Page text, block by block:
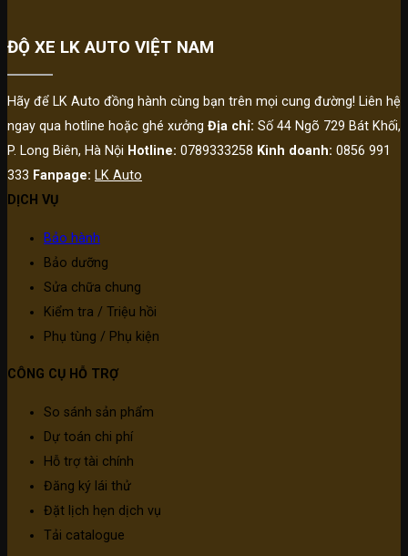
ĐỘ XE LK AUTO VIỆT NAM
Hãy để LK Auto đồng hành cùng bạn trên mọi cung đường! Liên hệ
ngay qua hotline hoặc ghé xưởng Địa chỉ: Số 44 Ngõ 729 Bát Khối,
P. Long Biên, Hà Nội Hotline: 0789333258 Kinh doanh: 0856 991
333 Fanpage: LK Auto
DỊCH VỤ
Bảo hành
Bảo dưỡng
Sửa chữa chung
Kiểm tra / Triệu hồi
Phụ tùng / Phụ kiện
CÔNG CỤ HỖ TRỢ
So sánh sản phẩm
Dự toán chi phí
Hỗ trợ tài chính
Đăng ký lái thử
Đặt lịch hẹn dịch vụ
Tải catalogue